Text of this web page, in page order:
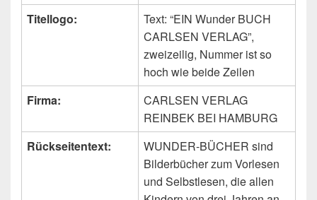
Titellogo:
Text: “EIN Wunder BUCH
CARLSEN VERLAG”,
zweizeilig, Nummer ist so
hoch wie beide Zeilen
Firma:
CARLSEN VERLAG
REINBEK BEI HAMBURG
Rückseitentext:
WUNDER-BÜCHER sind
Bilderbücher zum Vorlesen
und Selbstlesen, die allen